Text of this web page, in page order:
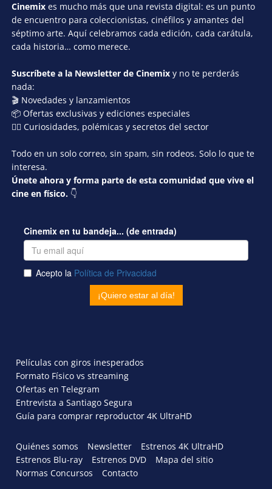
Cinemix es mucho más que una revista digital: es un punto
de encuentro para coleccionistas, cinéfilos y amantes del
séptimo arte. Aquí celebramos cada edición, cada carátula,
cada historia… como merece.
Suscríbete a la Newsletter de Cinemix y no te perderás
nada:
🎬 Novedades y lanzamientos
📦 Ofertas exclusivas y ediciones especiales
🕵️‍♂️ Curiosidades, polémicas y secretos del sector
Todo en un solo correo, sin spam, sin rodeos. Solo lo que te
interesa.
Únete ahora y forma parte de esta comunidad que vive el
cine en físico. 👇
Películas con giros inesperados
Formato Físico vs streaming
Ofertas en Telegram
Entrevista a Santiago Segura
Guía para comprar reproductor 4K UltraHD
Quiénes somos Newsletter
Estrenos 4K UltraHD
Estrenos Blu-ray
Estrenos DVD
Mapa del sitio
Normas Concursos
Contacto